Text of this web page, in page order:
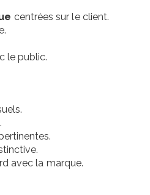
centrées sur le client.
le public.
avec la marque.